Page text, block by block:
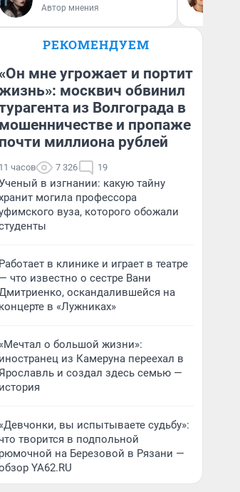
Автор мнения
РЕКОМЕНДУЕМ
«Он мне угрожает и портит
москвич обвинил
из Волгограда в
мошенничестве и пропаже
почти миллиона рублей
11 часов 7 326 19
в изгнании: какую тайну
могила профессора
вуза, которого обожали
Работает в клинике и играет в театре
— что известно о сестре Вани
оскандалившейся на
концерте в «Лужниках»
«Мечтал о большой жизни»:
иностранец из Камеруна переехал в
Ярославль и создал здесь семью —
история
«Девчонки, вы испытываете судьбу»:
творится в подпольной
рюмочной на Березовой в Рязани —
YA62.RU